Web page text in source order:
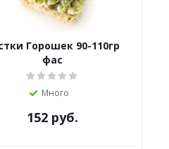
Горошек 90-110гр
фас
Много
152 руб.